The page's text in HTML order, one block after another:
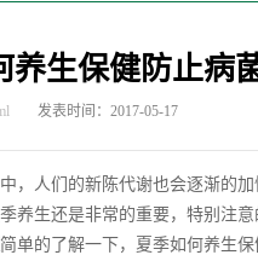
养生保健防止病
发表时间：2017-05-17
，人们的新陈代谢也会逐渐的
养生还是非常的重要，特别注
简单的了解一下，夏季如何养生保